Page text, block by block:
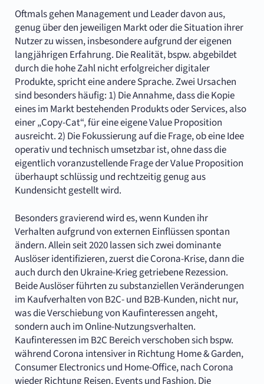
Oftmals gehen Management und Leader davon aus,
genug über den jeweiligen Markt oder die Situation ihrer
Nutzer zu wissen, insbesondere aufgrund der eigenen
langjährigen Erfahrung. Die Realität, bspw. abgebildet
durch die hohe Zahl nicht erfolgreicher digitaler
Produkte, spricht eine andere Sprache. Zwei Ursachen
sind besonders häufig: 1) Die Annahme, dass die Kopie
eines im Markt bestehenden Produkts oder Services, also
einer „Copy-Cat“, für eine eigene Value Proposition
ausreicht. 2) Die Fokussierung auf die Frage, ob eine Idee
operativ und technisch umsetzbar ist, ohne dass die
eigentlich voranzustellende Frage der Value Proposition
überhaupt schlüssig und rechtzeitig genug aus
Kundensicht gestellt wird.
Besonders gravierend wird es, wenn Kunden ihr
Verhalten aufgrund von externen Einflüssen spontan
ändern. Allein seit 2020 lassen sich zwei dominante
Auslöser identifizieren, zuerst die Corona-Krise, dann die
auch durch den Ukraine-Krieg getriebene Rezession.
Beide Auslöser führten zu substanziellen Veränderungen
im Kaufverhalten von B2C- und B2B-Kunden, nicht nur,
was die Verschiebung von Kaufinteressen angeht,
sondern auch im Online-Nutzungsverhalten.
Kaufinteressen im B2C Bereich verschoben sich bspw.
während Corona intensiver in Richtung Home & Garden,
Consumer Electronics und Home-Office, nach Corona
wieder Richtung Reisen, Events und Fashion. Die